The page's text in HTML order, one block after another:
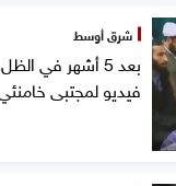
شرق أوسط
بعد 5 أشهر في
فيديو لمجتبى